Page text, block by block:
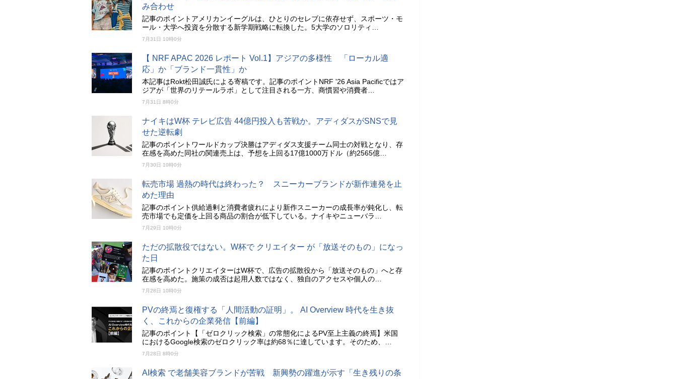
み合わせ
記事のポイントアメリカンイーグルは、ひとりのセレブに依存せず、スポーツ・モ
ール・大学へ投資を分散する新学期戦略に転換した。5大学のソロリティ…
7月31日 10時0分
【 NRF APAC 2026 レポート Vol.1】アジアの多様性 「ローカル適
応」か「ブランド一貫性」か
本記事はRokt松田誠氏による寄稿です。記事のポイントNRF '26 Asia Pacificではア
ジアが「世界のリテールラボ」として注目される一方、商慣習や消費者…
7月31日 8時0分
ナイキはW杯 テレビ広告 44億円投入も苦戦か。アディダスがSNSで見
せた逆転劇
記事のポイントワールドカップ決勝はアディダス支援チーム同士の対戦となり、存
在感を高めた同社の関連売上は、予想を上回る17億1000万ドル（約2565億…
7月30日 10時0分
転売市場 過熱の時代は終わった？ スニーカーブランドが新作連発を止
めた理由
記事のポイント供給過剰と消費者疲れにより新作スニーカーの成長率が鈍化し、転
売市場でも定価を上回る商品の割合が低下している。ナイキやニューバラ…
7月29日 10時0分
ただの拡散役ではない。W杯で クリエイター が「放送そのもの」になっ
た日
記事のポイントクリエイターはW杯で、広告の拡散役から「放送そのもの」へと存
在感を高めた。施策の成否は起用人数ではなく、独自のアクセスや個人の…
7月28日 10時0分
PVの終焉と復権する「人間活動の証明」。 AI Overview 時代を生き抜
く、これからの企業発信【前編】
記事のポイント【「ゼロクリック検索」の常態化によるPV至上主義の終焉】米国
におけるGoogle検索のゼロクリック率は約68％に達しています。そのため、…
7月28日 8時0分
AI検索 で老舗美容ブランドが苦戦 新興勢の躍進が示す「生き残りの条